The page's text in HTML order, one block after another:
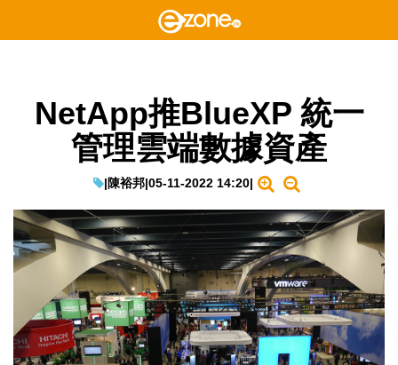
NetApp推BlueXP 統一
管理雲端數據資產
|陳裕邦|05-11-2022 14:20|